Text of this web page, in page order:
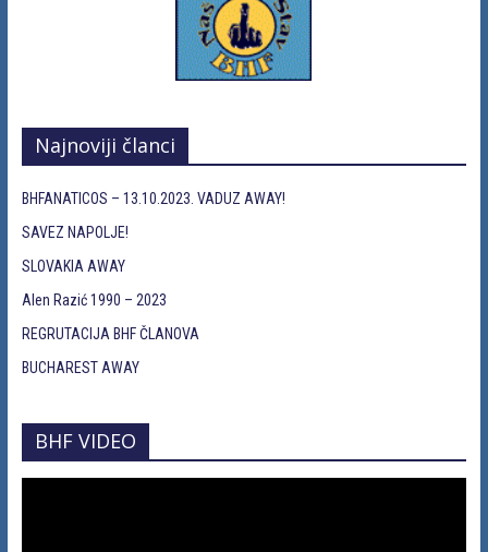
Najnoviji članci
BHFANATICOS – 13.10.2023. VADUZ AWAY!
SAVEZ NAPOLJE!
SLOVAKIA AWAY
Alen Razić 1990 – 2023
REGRUTACIJA BHF ČLANOVA
BUCHAREST AWAY
BHF VIDEO